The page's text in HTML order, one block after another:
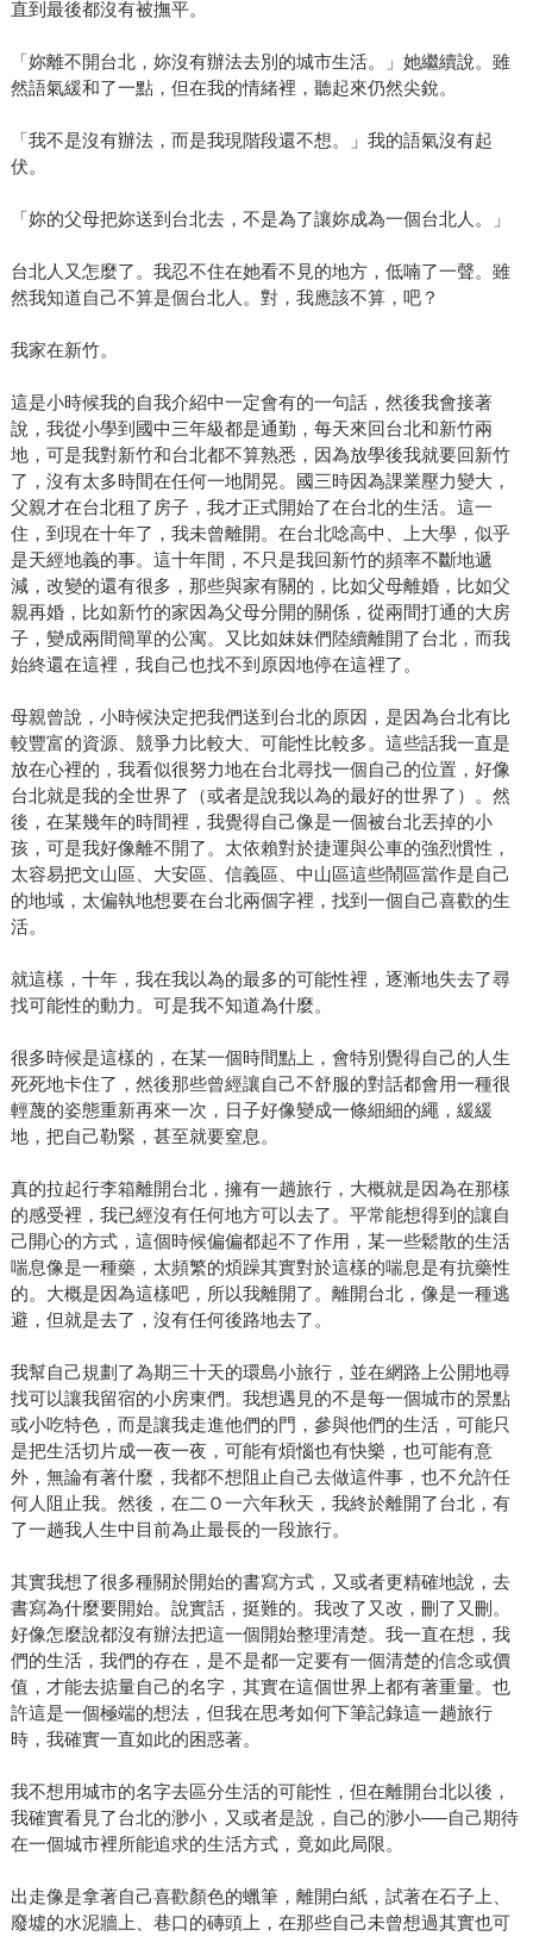
直到最後都沒有被撫平。
「妳離不開台北，妳沒有辦法去別的城市生活。」她繼續說。雖
然語氣緩和了一點，但在我的情緒裡，聽起來仍然尖銳。
「我不是沒有辦法，而是我現階段還不想。」我的語氣沒有起
伏。
「妳的父母把妳送到台北去，不是為了讓妳成為一個台北人。」
台北人又怎麼了。我忍不住在她看不見的地方，低喃了一聲。雖
然我知道自己不算是個台北人。對，我應該不算，吧？
我家在新竹。
這是小時候我的自我介紹中一定會有的一句話，然後我會接著
說，我從小學到國中三年級都是通勤，每天來回台北和新竹兩
地，可是我對新竹和台北都不算熟悉，因為放學後我就要回新竹
了，沒有太多時間在任何一地閒晃。國三時因為課業壓力變大，
父親才在台北租了房子，我才正式開始了在台北的生活。這一
住，到現在十年了，我未曾離開。在台北唸高中、上大學，似乎
是天經地義的事。這十年間，不只是我回新竹的頻率不斷地遞
減，改變的還有很多，那些與家有關的，比如父母離婚，比如父
親再婚，比如新竹的家因為父母分開的關係，從兩間打通的大房
子，變成兩間簡單的公寓。又比如妹妹們陸續離開了台北，而我
始終還在這裡，我自己也找不到原因地停在這裡了。
母親曾說，小時候決定把我們送到台北的原因，是因為台北有比
較豐富的資源、競爭力比較大、可能性比較多。這些話我一直是
放在心裡的，我看似很努力地在台北尋找一個自己的位置，好像
台北就是我的全世界了（或者是說我以為的最好的世界了）。然
後，在某幾年的時間裡，我覺得自己像是一個被台北丟掉的小
孩，可是我好像離不開了。太依賴對於捷運與公車的強烈慣性，
太容易把文山區、大安區、信義區、中山區這些鬧區當作是自己
的地域，太偏執地想要在台北兩個字裡，找到一個自己喜歡的生
活。
就這樣，十年，我在我以為的最多的可能性裡，逐漸地失去了尋
找可能性的動力。可是我不知道為什麼。
很多時候是這樣的，在某一個時間點上，會特別覺得自己的人生
死死地卡住了，然後那些曾經讓自己不舒服的對話都會用一種很
輕蔑的姿態重新再來一次，日子好像變成一條細細的繩，緩緩
地，把自己勒緊，甚至就要窒息。
真的拉起行李箱離開台北，擁有一趟旅行，大概就是因為在那樣
的感受裡，我已經沒有任何地方可以去了。平常能想得到的讓自
己開心的方式，這個時候偏偏都起不了作用，某一些鬆散的生活
喘息像是一種藥，太頻繁的煩躁其實對於這樣的喘息是有抗藥性
的。大概是因為這樣吧，所以我離開了。離開台北，像是一種逃
避，但就是去了，沒有任何後路地去了。
我幫自己規劃了為期三十天的環島小旅行，並在網路上公開地尋
找可以讓我留宿的小房東們。我想遇見的不是每一個城市的景點
或小吃特色，而是讓我走進他們的門，參與他們的生活，可能只
是把生活切片成一夜一夜，可能有煩惱也有快樂，也可能有意
外，無論有著什麼，我都不想阻止自己去做這件事，也不允許任
何人阻止我。然後，在二Ｏ一六年秋天，我終於離開了台北，有
了一趟我人生中目前為止最長的一段旅行。
其實我想了很多種關於開始的書寫方式，又或者更精確地說，去
書寫為什麼要開始。說實話，挺難的。我改了又改，刪了又刪。
好像怎麼說都沒有辦法把這一個開始整理清楚。我一直在想，我
們的生活，我們的存在，是不是都一定要有一個清楚的信念或價
值，才能去掂量自己的名字，其實在這個世界上都有著重量。也
許這是一個極端的想法，但我在思考如何下筆記錄這一趟旅行
時，我確實一直如此的困惑著。
我不想用城市的名字去區分生活的可能性，但在離開台北以後，
我確實看見了台北的渺小，又或者是說，自己的渺小──自己期待
在一個城市裡所能追求的生活方式，竟如此局限。
出走像是拿著自己喜歡顏色的蠟筆，離開白紙，試著在石子上、
廢墟的水泥牆上、巷口的磚頭上，在那些自己未曾想過其實也可